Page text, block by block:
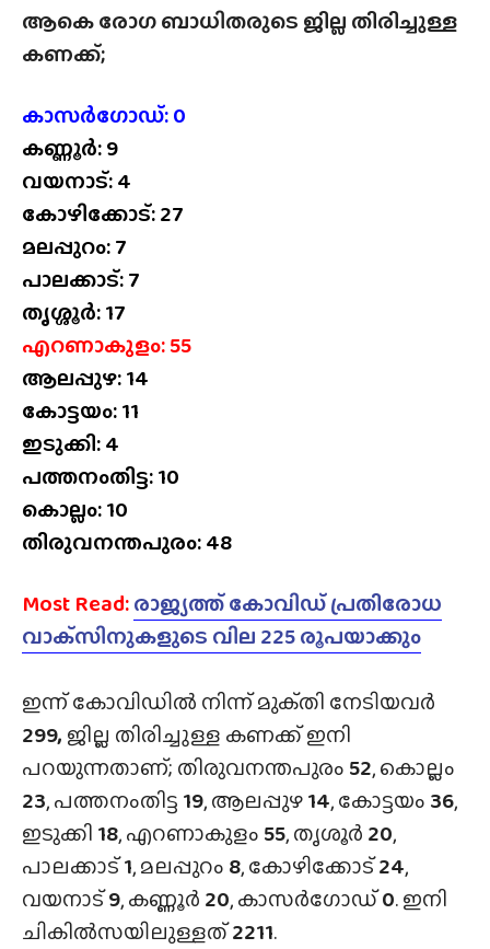
ആകെ രോഗ ബാധിതരുടെ ജില്ല തിരിച്ചുള്ള
കണക്ക്;
കാസർഗോഡ്: 0
കണ്ണൂർ: 9
വയനാട്: 4
കോഴിക്കോട്: 27
മലപ്പുറം: 7
പാലക്കാട്: 7
തൃശ്ശൂർ: 17
എറണാകുളം: 55
ആലപ്പുഴ: 14
കോട്ടയം: 11
ഇടുക്കി: 4
പത്തനംതിട്ട: 10
കൊല്ലം: 10
തിരുവനന്തപുരം: 48
Most Read:രാജ്യത്ത് കോവിഡ് പ്രതിരോധ
വാക്‌സിനുകളുടെ വില 225 രൂപയാക്കും
ഇന്ന് കോവിഡില്‍ നിന്ന് മുക്‌തി നേടിയവര്‍
299, ജില്ല തിരിച്ചുള്ള കണക്ക് ഇനി
പറയുന്നതാണ്; തിരുവനന്തപുരം 52, കൊല്ലം
23, പത്തനംതിട്ട 19, ആലപ്പുഴ14, കോട്ടയം 36,
ഇടുക്കി 18, എറണാകുളം 55, തൃശൂര്‍ 20,
പാലക്കാട്1, മലപ്പുറം 8, കോഴിക്കോട്24,
വയനാട്9, കണ്ണൂര്‍ 20, കാസര്‍ഗോഡ്0. ഇനി
ചികിൽസയിലുള്ളത്2211.